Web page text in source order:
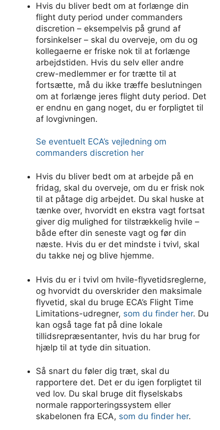
Hvis du bliver bedt om at forlænge din
flight duty period under commanders
discretion – eksempelvis på grund af
forsinkelser – skal du overveje, om du og
kollegaerne er friske nok til at forlænge
arbejdstiden. Hvis du selv eller andre
crew-medlemmer er for trætte til at
fortsætte, må du ikke træffe beslutningen
om at forlænge jeres flight duty period. Det
er endnu en gang noget, du er forpligtet til
af lovgivningen.
Se eventuelt ECA’s vejledning om
commanders discretion her
Hvis du bliver bedt om at arbejde på en
fridag, skal du overveje, om du er frisk nok
til at påtage dig arbejdet. Du skal huske at
tænke over, hvorvidt en ekstra vagt fortsat
giver dig mulighed for tilstrækkelig hvile –
både efter din seneste vagt og før din
næste. Hvis du er det mindste i tvivl, skal
du takke nej og blive hjemme.
Hvis du er i tvivl om hvile-flyvetidsreglerne,
og hvorvidt du overskrider den maksimale
flyvetid, skal du bruge ECA’s Flight Time
Limitations-udregner, som du finder her. Du
kan også tage fat på dine lokale
tillidsrepræsentanter, hvis du har brug for
hjælp til at tyde din situation.
Så snart du føler dig træt, skal du
rapportere det. Det er du igen forpligtet til
ved lov. Du skal bruge dit flyselskabs
normale rapporteringssystem eller
skabelonen fra ECA, som du finder her.